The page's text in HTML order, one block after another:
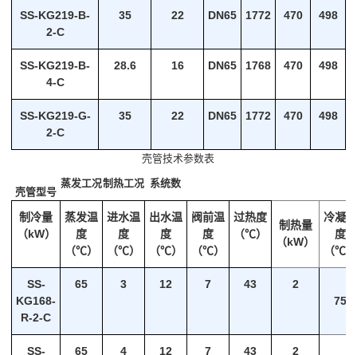
SS-KG219-B-
2-C
35 22 DN65 1772 470 498
SS-KG219-B-
4-C
28.6 16 DN65 1768 470 498
SS-KG219-G-
2-C
35 22 DN65 1772 470 498
壳管技术参数表
壳管型号
蒸发工况制热工况 系统数
制冷量
（kW）
蒸发温
度
（℃）
进水温
度
（℃）
出水温
度
（℃）
阀前温
度
（℃）
过热度
（℃）
制热量
（kW）
冷凝温
度
（℃）
SS-
KG168-
R-2-C
65 3 12 7 43
2
75
SS-
65 4 12 7 43
2